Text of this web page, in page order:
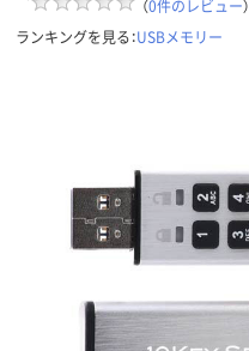
（0件のレビュー）
ランキングを見る：USBメモリー